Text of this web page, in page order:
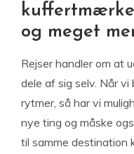
og meget
Rejser handler om at
dele af sig selv. Når
rytmer, så har vi
nye ting og måske
til samme destination